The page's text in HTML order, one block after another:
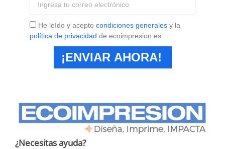
He leído y acepto condiciones generales y la
política de privacidad de ecoimpresion.es
¡ENVIAR AHORA!
¿Necesitas ayuda?